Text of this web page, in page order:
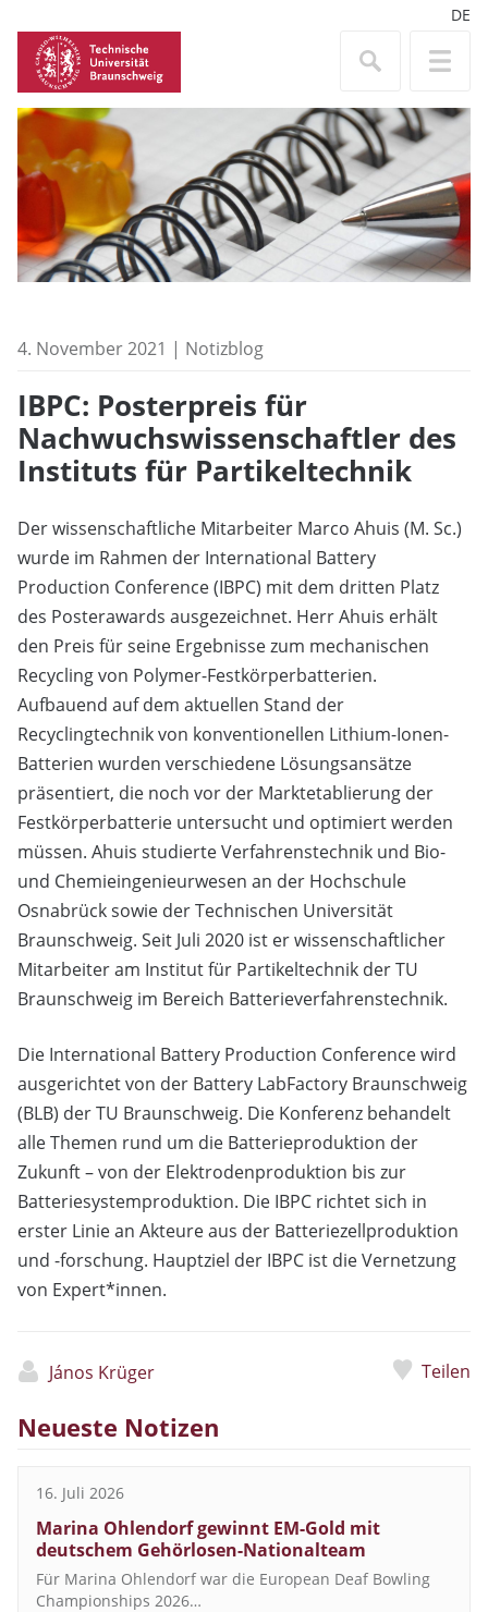
DE
4. November 2021 | Notizblog
IBPC: Posterpreis für
Nachwuchswissenschaftler des
Instituts für Partikeltechnik
Der wissenschaftliche Mitarbeiter Marco Ahuis (M. Sc.)
wurde im Rahmen der International Battery
Production Conference (IBPC) mit dem dritten Platz
des Posterawards ausgezeichnet. Herr Ahuis erhält
den Preis für seine Ergebnisse zum mechanischen
Recycling von Polymer-Festkörperbatterien.
Aufbauend auf dem aktuellen Stand der
Recyclingtechnik von konventionellen Lithium-Ionen-
Batterien wurden verschiedene Lösungsansätze
präsentiert, die noch vor der Marktetablierung der
Festkörperbatterie untersucht und optimiert werden
müssen. Ahuis studierte Verfahrenstechnik und Bio-
und Chemieingenieurwesen an der Hochschule
Osnabrück sowie der Technischen Universität
Braunschweig. Seit Juli 2020 ist er wissenschaftlicher
Mitarbeiter am Institut für Partikeltechnik der TU
Braunschweig im Bereich Batterieverfahrenstechnik.
Die International Battery Production Conference wird
ausgerichtet von der Battery LabFactory Braunschweig
(BLB) der TU Braunschweig. Die Konferenz behandelt
alle Themen rund um die Batterieproduktion der
Zukunft – von der Elektrodenproduktion bis zur
Batteriesystemproduktion. Die IBPC richtet sich in
erster Linie an Akteure aus der Batteriezellproduktion
und -forschung. Hauptziel der IBPC ist die Vernetzung
von Expert*innen.
János Krüger Teilen
Neueste Notizen
16. Juli 2026
Marina Ohlendorf gewinnt EM-Gold mit
deutschem Gehörlosen-Nationalteam
Für Marina Ohlendorf war die European Deaf Bowling
Championships 2026…